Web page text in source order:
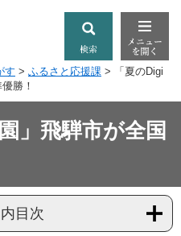
す > ふるさと応援課 >
「夏のDigi
勝！
」飛騨市が全国
目次